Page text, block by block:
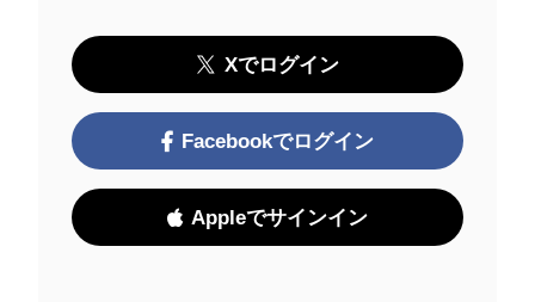
Xでログイン
Facebookでログイン
Appleでサインイン